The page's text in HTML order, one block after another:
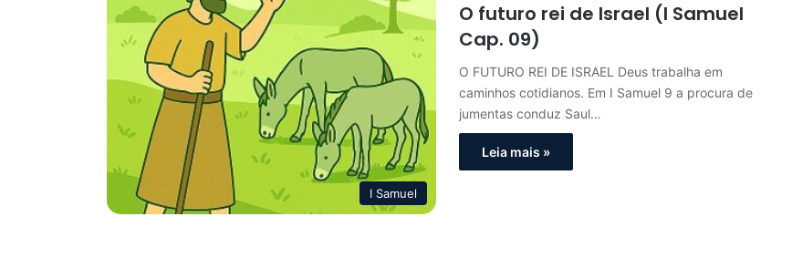
I Samuel
O futuro rei de Israel (I Samuel
Cap. 09)
O FUTURO REI DE ISRAEL Deus trabalha em
caminhos cotidianos. Em I Samuel 9 a procura de
jumentas conduz Saul…
Leia mais »